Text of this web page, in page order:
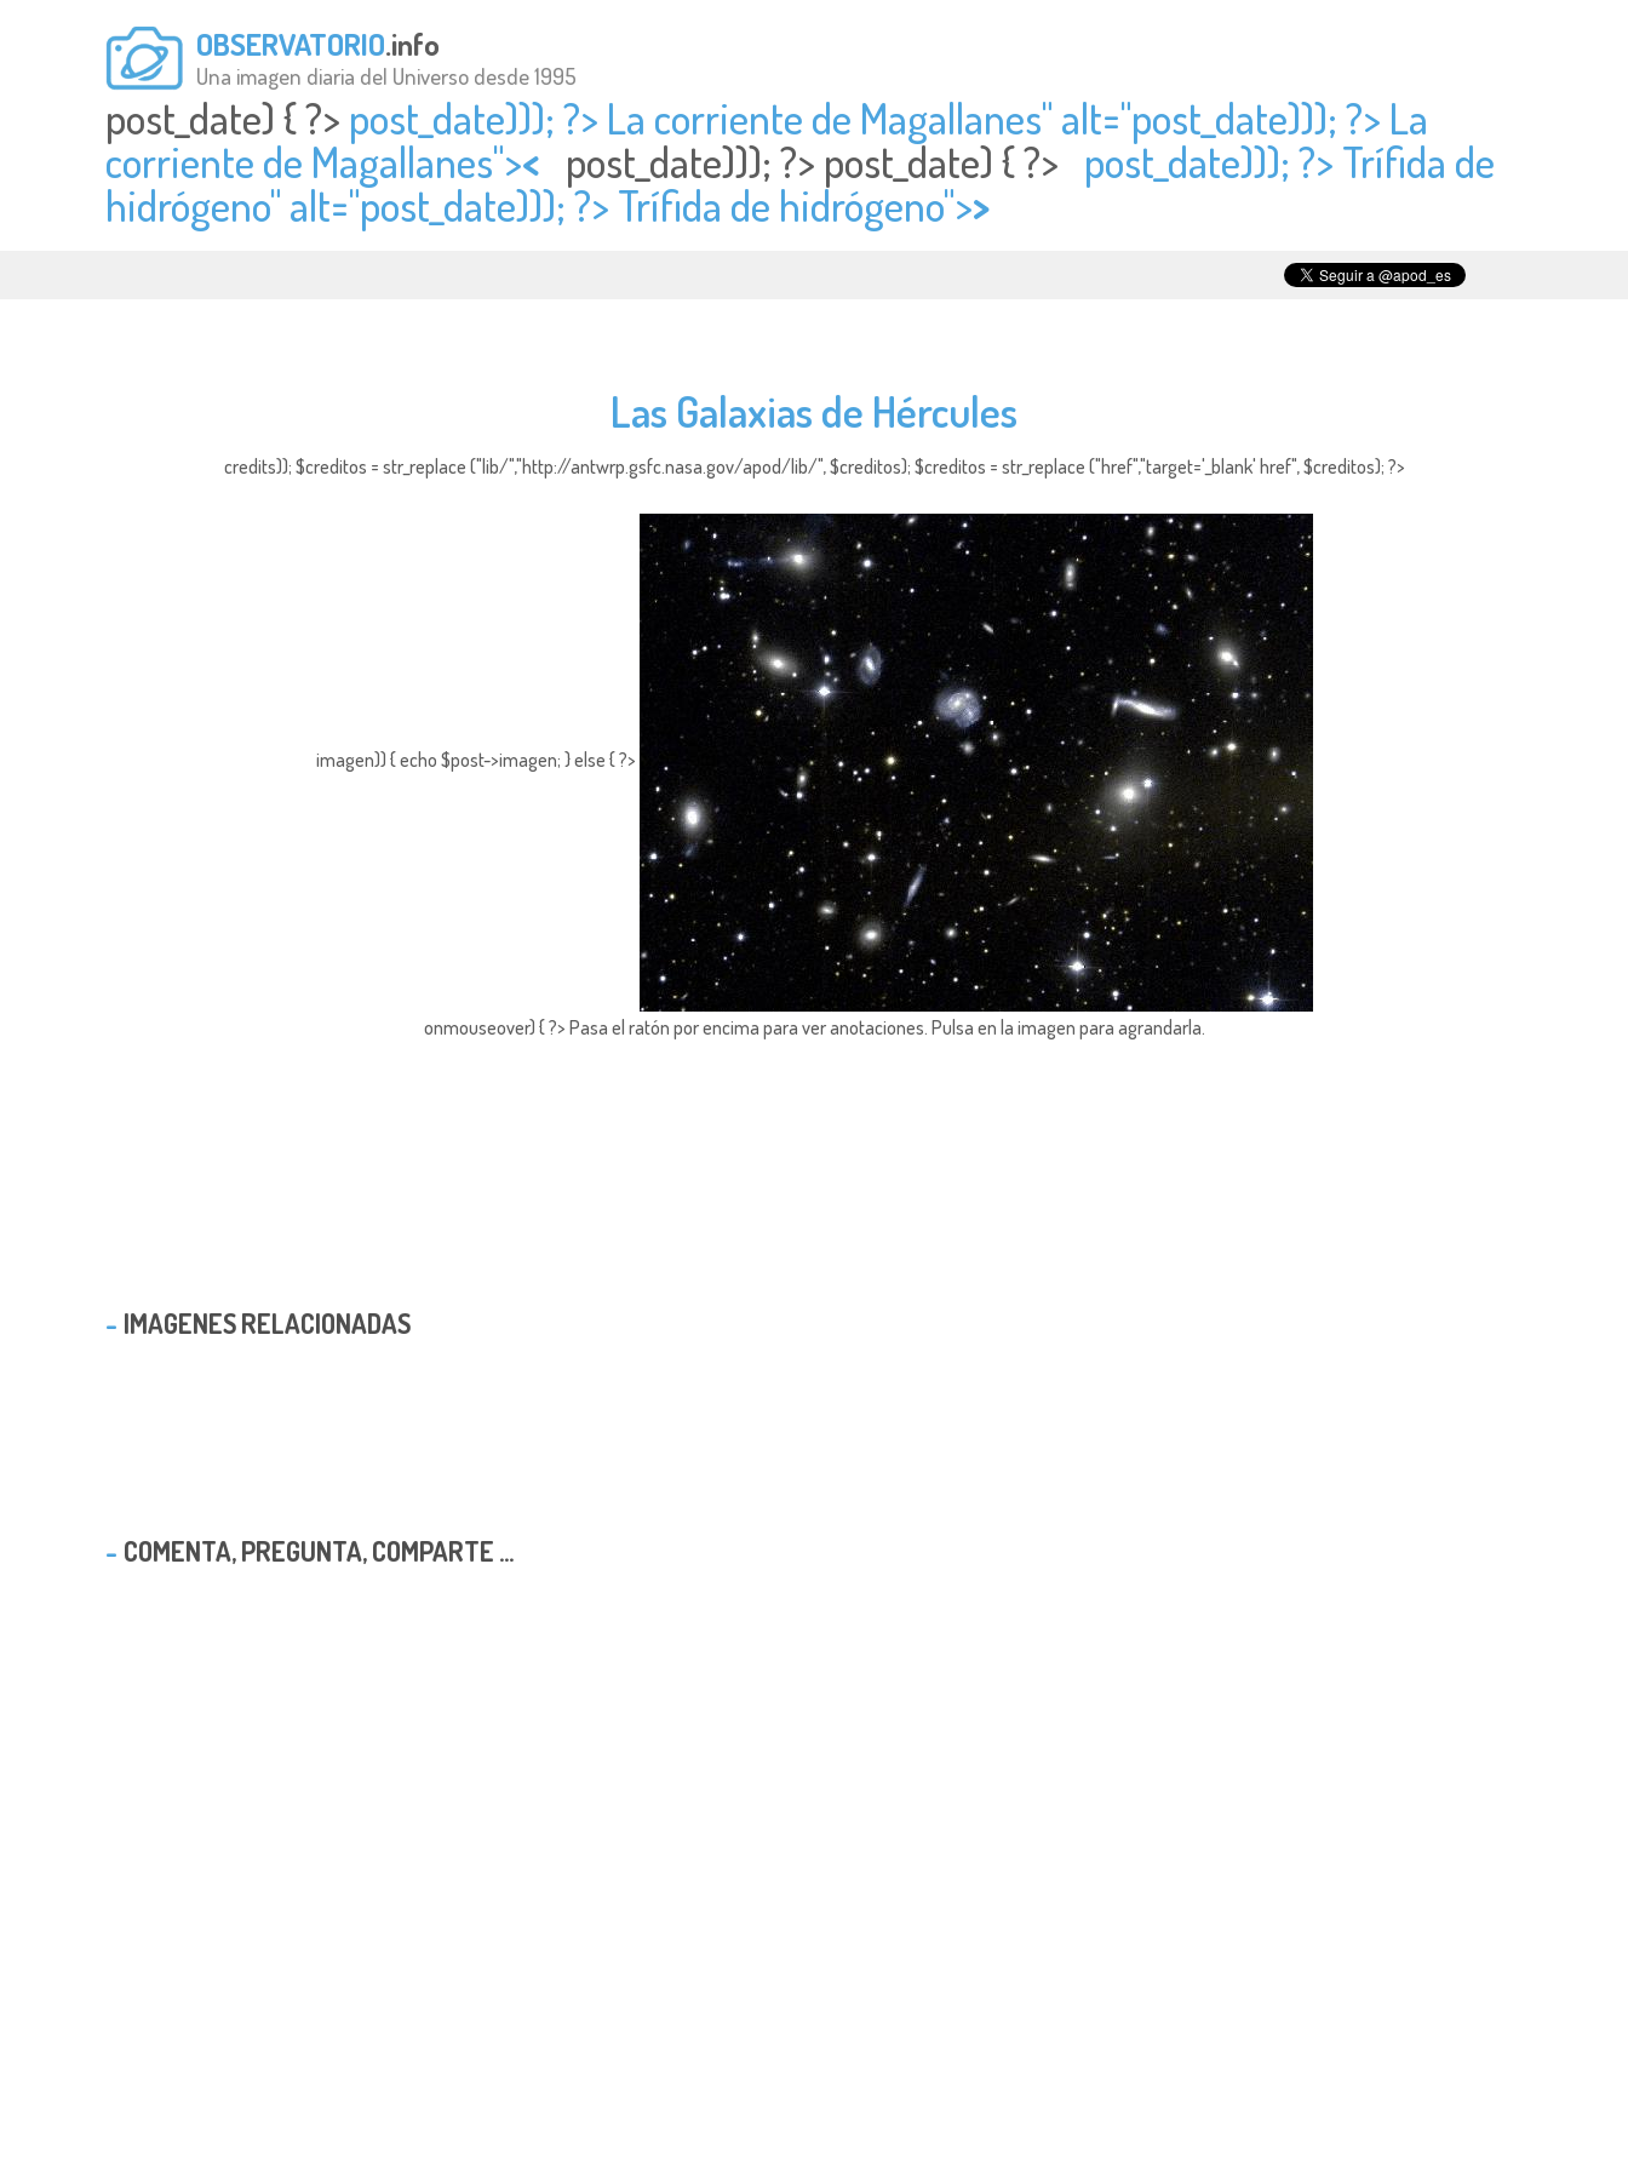
OBSERVATORIO.info
Una imagen diaria del Universo desde 1995
post_date) { ?> post_date))); ?> La corriente de Magallanes" alt="post_date))); ?> La
corriente de Magallanes">< post_date))); ?> post_date) { ?> post_date))); ?> Trífida de
hidrógeno" alt="post_date))); ?> Trífida de hidrógeno">>
Las Galaxias de Hércules
credits)); $creditos = str_replace ("lib/","http://antwrp.gsfc.nasa.gov/apod/lib/", $creditos); $creditos = str_replace ("href","target='_blank' href", $creditos); ?>
imagen)) { echo $post->imagen; } else { ?>
onmouseover) { ?> Pasa el ratón por encima para ver anotaciones. Pulsa en la imagen para agrandarla.
IMAGENES RELACIONADAS
COMENTA, PREGUNTA, COMPARTE ...